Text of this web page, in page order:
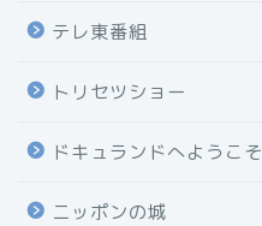
テレ東番組
トリセツショー
ドキュランドへようこそ
ニッポンの城